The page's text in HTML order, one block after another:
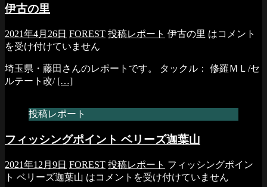
伊古の里
2021年4月26日 FOREST 投稿レポート 伊古の里 はコメント
を受け付けていません
埼玉県・藤田さんのレポートです。 タックル： 修羅ＭＬ/セ
ルテート改/ […]
投稿レポート
フィッシングポイント ベリーズ迦葉山
2021年12月9日 FOREST 投稿レポート フィッシングポイン
ト ベリーズ迦葉山 はコメントを受け付けていません